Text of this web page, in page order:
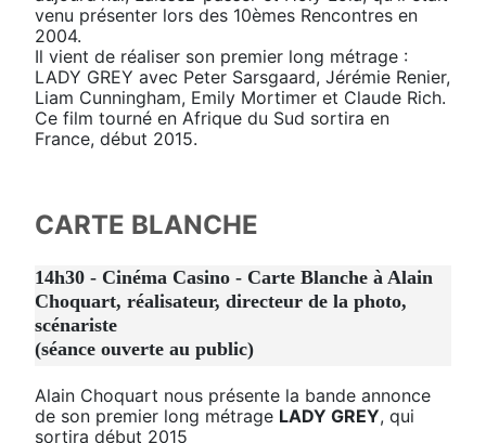
venu présenter lors des 10èmes Rencontres en
2004.
Il vient de réaliser son premier long métrage :
LADY GREY avec Peter Sarsgaard, Jérémie Renier,
Liam Cunningham, Emily Mortimer et Claude Rich.
Ce film tourné en Afrique du Sud sortira en
France, début 2015.
CARTE BLANCHE
14h30 - Cinéma Casino - Carte Blanche à Alain
Choquart, réalisateur, directeur de la photo,
scénariste
(séance ouverte au public)
Alain Choquart nous présente la bande annonce
de son premier long métrage LADY GREY, qui
sortira début 2015